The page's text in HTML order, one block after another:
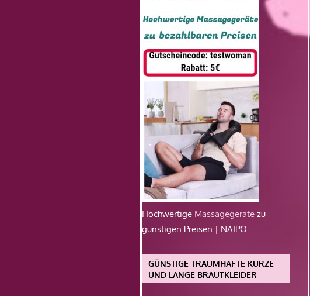
Hochwertige Massagegeräte zu
günstigen Preisen | NAIPO
GÜNSTIGE TRAUMHAFTE KURZE
UND LANGE BRAUTKLEIDER